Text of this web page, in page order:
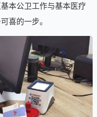
本公卫工作与基本医疗
喜的一步。